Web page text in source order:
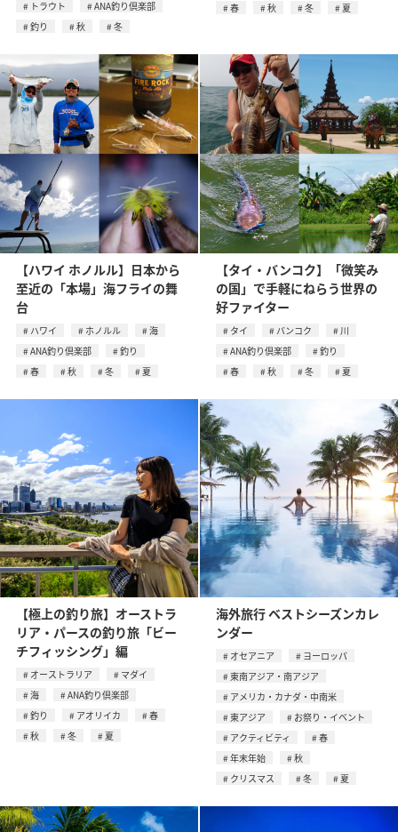
トラウト
ANA釣り倶楽部
釣り
秋 冬
春
秋 冬 夏
【ハワイ ホノルル】日本から
至近の「本場」海フライの舞
台
ハワイ ホノルル
海
ANA釣り倶楽部
釣り
春
秋 冬 夏
【タイ・バンコク】「微笑み
の国」で手軽にねらう世界の
好ファイター
タイ バンコク
川
ANA釣り倶楽部
釣り
春
秋 冬 夏
【極上の釣り旅】オーストラ
リア・パースの釣り旅「ビー
チフィッシング」編
オーストラリア
マダイ
海
ANA釣り倶楽部
釣り
アオリイカ
春
秋
冬 夏
海外旅行 ベストシーズンカレ
ンダー
オセアニア
ヨーロッパ
東南アジア・南アジア
アメリカ・カナダ・中南米
東アジア
お祭り・イベント
アクティビティ
春
年末年始
秋
クリスマス
冬 夏